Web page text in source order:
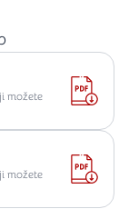
možete
možete